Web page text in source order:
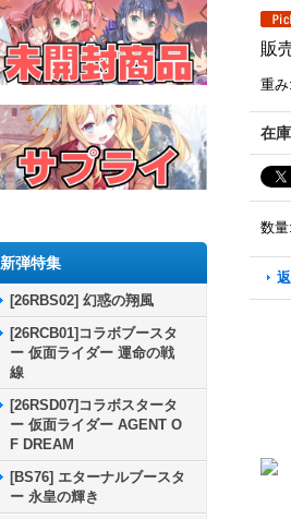
新弾特集
[26RBS02] 幻惑の翔風
[26RCB01]コラボブースタ
ー 仮面ライダー 運命の戦
線
[26RSD07]コラボスタータ
ー 仮面ライダー AGENT O
F DREAM
[BS76] エターナルブースタ
ー 永皇の輝き
販
重み:
在
数量: